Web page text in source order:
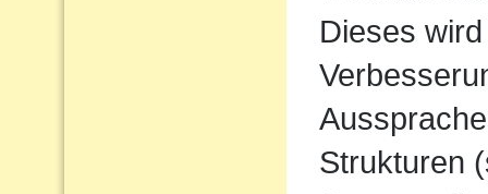
Dieses
Strukturen